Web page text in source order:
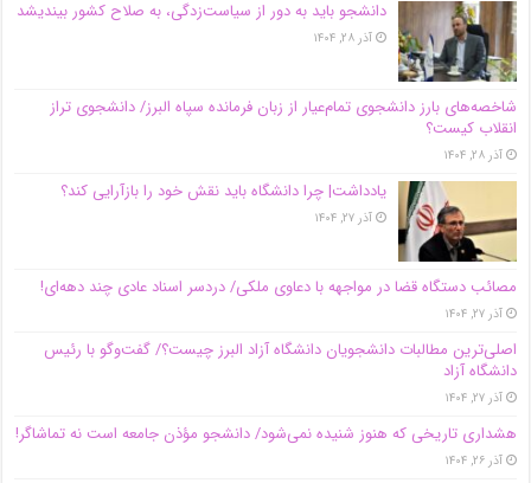
دانشجو باید به دور از سیاست‌زدگی، به صلاح کشور بیندیشد
آذر ۲۸, ۱۴۰۴
شاخصه‌های بارز دانشجوی تمام‌عیار از زبان فرمانده سپاه البرز/ دانشجوی تراز
انقلاب کیست؟
آذر ۲۸, ۱۴۰۴
یادداشت| چرا دانشگاه باید نقش خود را بازآرایی کند؟
آذر ۲۷, ۱۴۰۴
مصائب دستگاه قضا در مواجهه با دعاوی ملکی/ دردسر اسناد عادی چند‌ دهه‌ای!
آذر ۲۷, ۱۴۰۴
اصلی‌ترین مطالبات دانشجویان دانشگاه آزاد البرز چیست؟/ گفت‌وگو با رئیس
دانشگاه آز‌اد
آذر ۲۷, ۱۴۰۴
هشداری تاریخی که هنوز شنیده نمی‌شود/ دانشجو مؤذن جامعه است نه تماشاگر!
آذر ۲۶, ۱۴۰۴